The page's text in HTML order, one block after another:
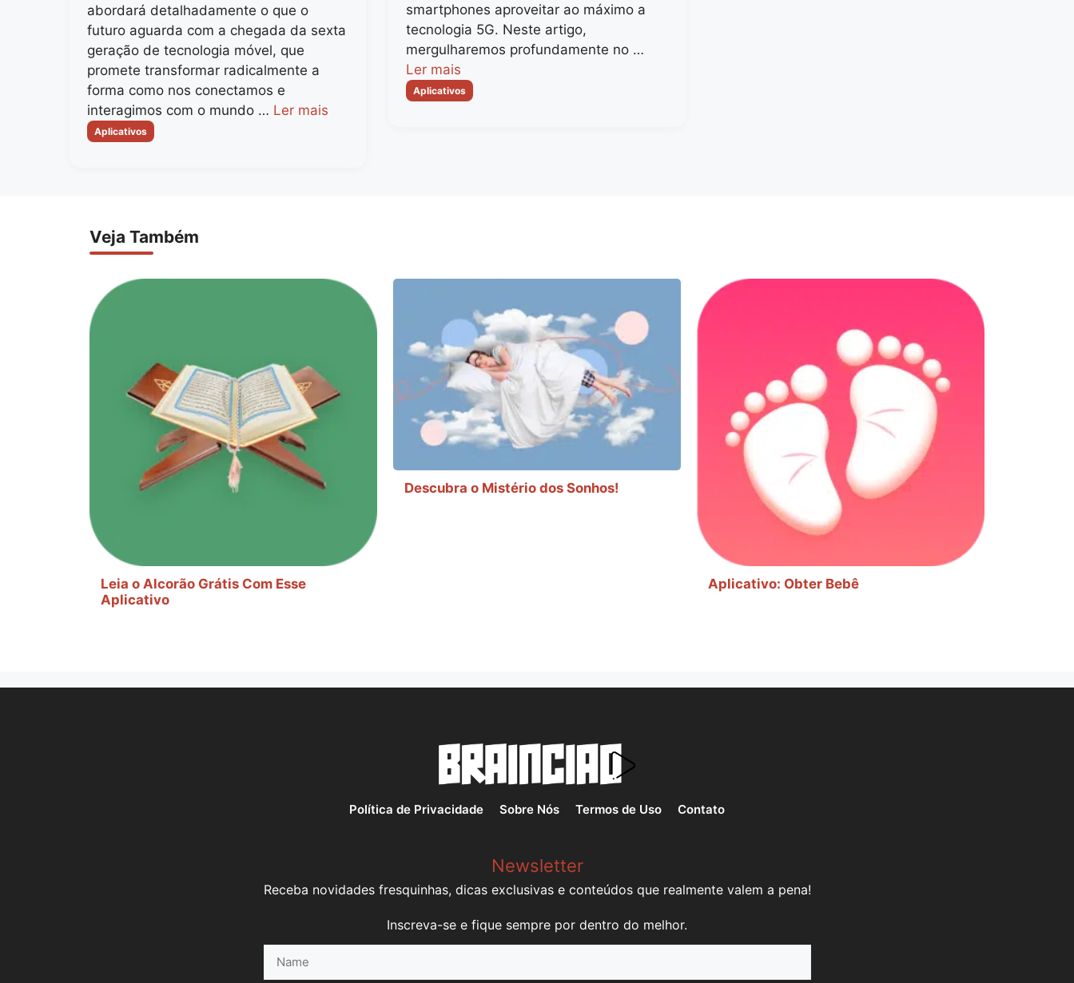
abordará detalhadamente o que o
futuro aguarda com a chegada da sexta
geração de tecnologia móvel, que
promete transformar radicalmente a
forma como nos conectamos e
interagimos com o mundo … Ler mais
Categorias
Aplicativos
smartphones aproveitar ao máximo a
tecnologia 5G. Neste artigo,
mergulharemos profundamente no …
Ler mais
Categorias
Aplicativos
Veja Também
Leia o Alcorão Grátis Com Esse
Aplicativo
Descubra o Mistério dos Sonhos!
Aplicativo: Obter Bebê
Política de Privacidade Sobre Nós Termos de Uso Contato
Newsletter
Receba novidades fresquinhas, dicas exclusivas e conteúdos que realmente valem a pena!
Inscreva-se e fique sempre por dentro do melhor.